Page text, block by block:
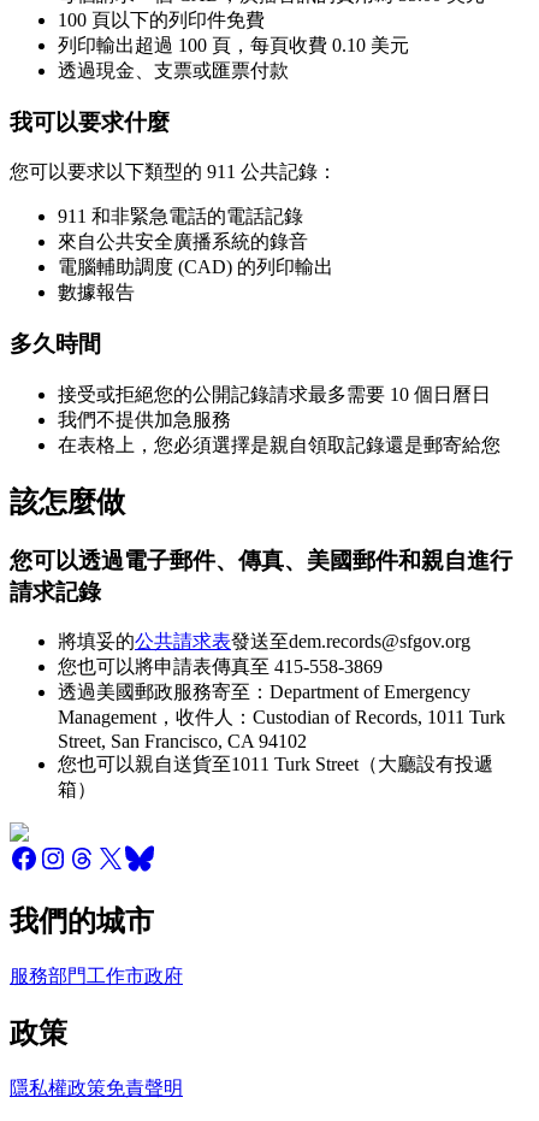
100 頁以下的列印件免費
列印輸出超過 100 頁，每頁收費 0.10 美元
透過現金、支票或匯票付款
我可以要求什麼
您可以要求以下類型的 911 公共記錄：
911 和非緊急電話的電話記錄
來自公共安全廣播系統的錄音
電腦輔助調度 (CAD) 的列印輸出
數據報告
多久時間
接受或拒絕您的公開記錄請求最多需要 10 個日曆日
我們不提供加急服務
在表格上，您必須選擇是親自領取記錄還是郵寄給您
該怎麼做
您可以透過電子郵件、傳真、美國郵件和親自進行
請求記錄
將填妥的公共請求表發送至dem.records@sfgov.org
您也可以將申請表傳真至 415-558-3869
透過美國郵政服務寄至：Department of Emergency
Management，收件人：Custodian of Records, 1011 Turk
Street, San Francisco, CA 94102
您也可以親自送貨至1011 Turk Street（大廳設有投遞
箱）
我們的城市
服務部門工作市政府
政策
隱私權政策免責聲明